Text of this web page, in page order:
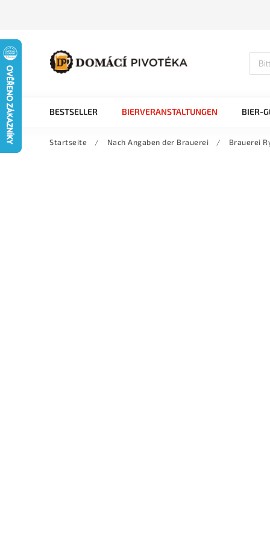
BESTSELLER BIERVERANSTALTUNGEN BIER-
Startseite / Nach Angaben der Brauerei / Brauerei